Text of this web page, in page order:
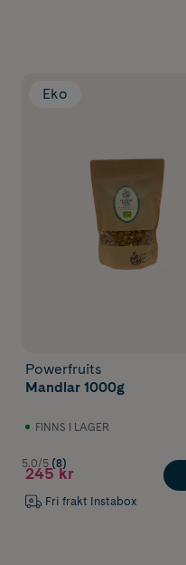
Eko
Powerfruits
Mandlar 1000g
FINNS I LAGER
5.0/5 (8)
245 kr
Fri frakt Instabox